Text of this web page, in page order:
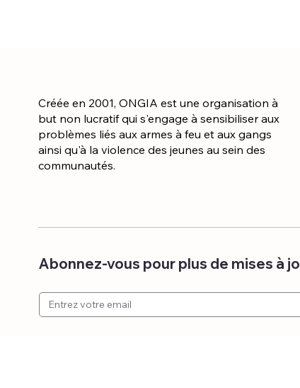
Créée en 2001, ONGIA est une organisation à
but non lucratif qui s'engage à sensibiliser aux
problèmes liés aux armes à feu et aux gangs
ainsi qu'à la violence des jeunes au sein des
communautés.
Abonnez-vous pour plus de mises à